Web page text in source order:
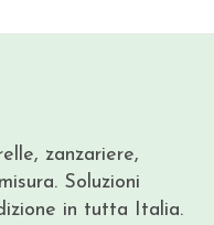
zanzariere,
Soluzioni
in tutta Italia.